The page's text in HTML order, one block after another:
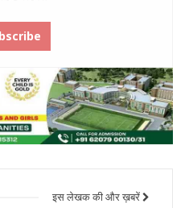
इस लेखक की और ख़बरें